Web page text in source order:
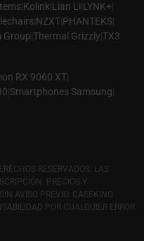
|Kolink|Lian Li|LYNK+|
|NZXT|PHANTEKS|
Group|Thermal Grizzly|TX3
RX 9060 XT|
|Smartphones Samsung|
RESERVADOS. LAS
PRECIOS Y
AVISO PREVIO. CASEKING
POR CUALQUIER ERROR